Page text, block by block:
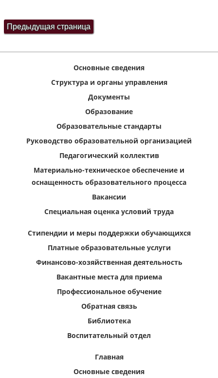
Основные сведения
Структура и органы управления
Документы
Образование
Образовательные стандарты
Руководство образовательной организацией
Педагогический коллектив
Материально-техническое обеспечение и
оснащенность образовательного процесса
Вакансии
Специальная оценка условий труда
Стипендии и меры поддержки обучающихся
Платные образовательные услуги
Финансово-хозяйственная деятельность
Вакантные места для приема
Профессиональное обучение
Обратная связь
Библиотека
Воспитательный отдел
Главная
Основные сведения